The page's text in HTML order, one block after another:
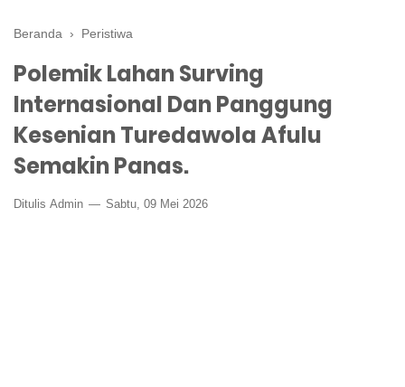
Beranda › Peristiwa
Polemik Lahan Surving
Internasional Dan Panggung
Kesenian Turedawola Afulu
Semakin Panas.
Ditulis Admin Sabtu, 09 Mei 2026